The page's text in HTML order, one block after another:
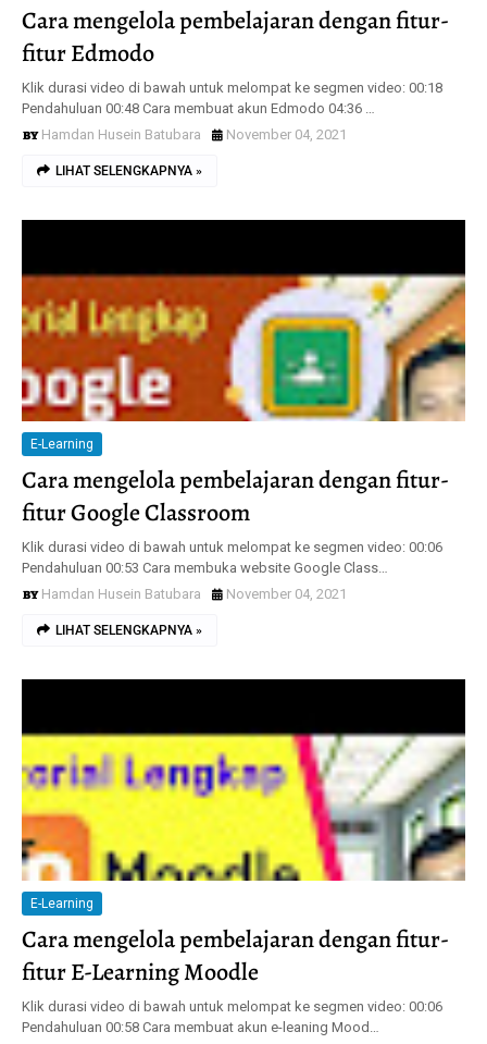
Cara mengelola pembelajaran dengan fitur-
fitur Edmodo
Klik durasi video di bawah untuk melompat ke segmen video: 00:18
Pendahuluan 00:48 Cara membuat akun Edmodo 04:36 …
Hamdan Husein Batubara
November 04, 2021
LIHAT SELENGKAPNYA »
E-Learning
Cara mengelola pembelajaran dengan fitur-
fitur Google Classroom
Klik durasi video di bawah untuk melompat ke segmen video: 00:06
Pendahuluan 00:53 Cara membuka website Google Class…
Hamdan Husein Batubara
November 04, 2021
LIHAT SELENGKAPNYA »
E-Learning
Cara mengelola pembelajaran dengan fitur-
fitur E-Learning Moodle
Klik durasi video di bawah untuk melompat ke segmen video: 00:06
Pendahuluan 00:58 Cara membuat akun e-leaning Mood…